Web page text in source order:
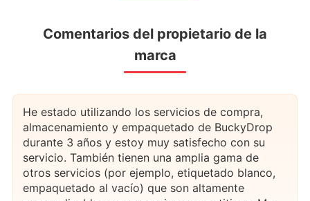
Comentarios del propietario de la
marca
He estado utilizando los servicios de compra,
almacenamiento y empaquetado de BuckyDrop
durante 3 años y estoy muy satisfecho con su
servicio. También tienen una amplia gama de
otros servicios (por ejemplo, etiquetado blanco,
empaquetado al vacío) que son altamente